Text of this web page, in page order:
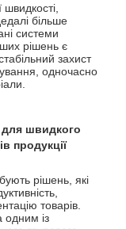
більше
системи
рішень є
захист
одночасно
швидкого
продукції
рішень, які
товарів.
одним із